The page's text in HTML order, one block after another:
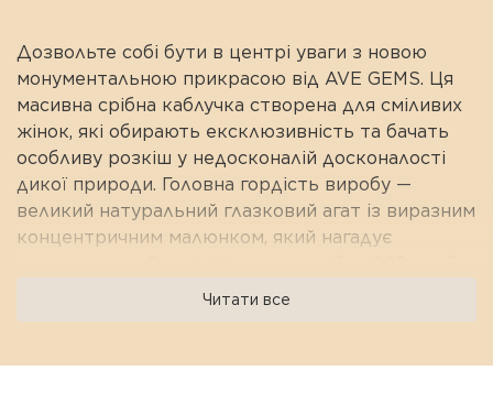
Дозвольте собі бути в центрі уваги з новою
монументальною прикрасою від AVE GEMS. Ця
масивна срібна каблучка створена для сміливих
жінок, які обирають ексклюзивність та бачать
особливу розкіш у недосконалій досконалості
дикої природи. Головна гордість виробу —
великий натуральний глазковий агат із виразним
концентричним малюнком, який нагадує
делікатно обіймає камінь, підкреслюючи його
унікальні лінії та природну текстуру. Це
робить будь-який образ концептуальним та
Читати все